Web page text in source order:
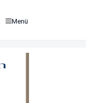
Menü